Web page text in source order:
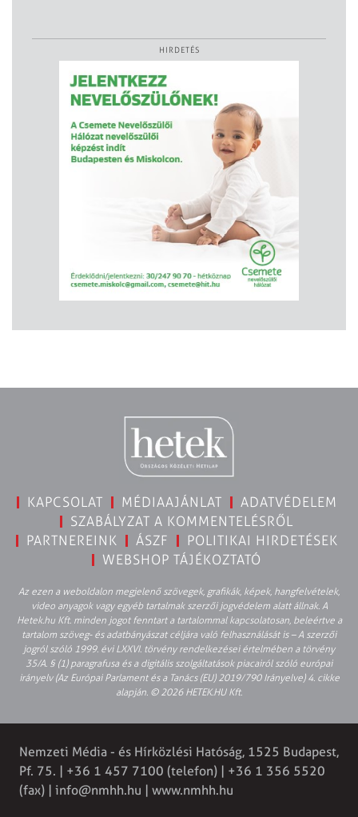
HIRDETÉS
KAPCSOLAT MÉDIAAJÁNLAT
ADATVÉDELEM
SZABÁLYZAT A KOMMENTELÉSRŐL
PARTNEREINK
ÁSZF
POLITIKAI HIRDETÉSEK
WEBSHOP TÁJÉKOZTATÓ
Az ezen a weboldalon megjelenő szövegek, grafikák, képek, hangfelvételek,
video anyagok vagy egyéb tartalmak szerzői jogvédelem alatt állnak. A
Hetek.hu Kft. minden jogot fenntart a tartalommal kapcsolatosan, beleértve a
tartalom szöveg- és adatbányászat céljára való felhasználását is – A szerzői
jogról szóló 1999. évi LXXVI. törvény rendelkezései értelmében a törvény
35/A. § (1) paragrafusa és a digitális szolgáltatások piacairól szóló európai
irányelv (Az Európai Parlament és a Tanács (EU) 2019/790 Irányelve) 4. cikke
alapján. © 2026 HETEK.HU Kft.
Nemzeti Média - és Hírközlési Hatóság, 1525 Budapest,
Pf. 75. | +36 1 457 7100 (telefon) | +36 1 356 5520
(fax) | info@nmhh.hu | www.nmhh.hu